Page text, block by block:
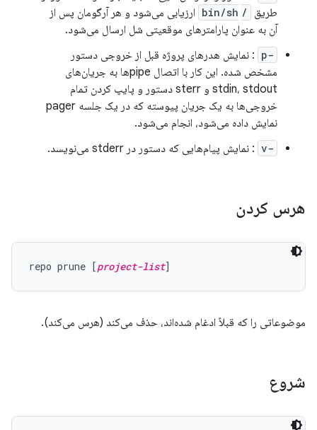
طریق
/bin/sh
‎ ارزیابی می‌شود و هر آرگومان پس از
آن به عنوان پارامترهای موقعیتی شل ارسال می‌شود.
-p
: نمایش هدرهای پروژه قبل از خروجی دستور
مشخص شده. این کار با اتصال pipeها به جریان‌های
stdin، stdout و sterr دستور و پایپ کردن تمام
خروجی‌ها به یک جریان پیوسته که در یک جلسه pager
نمایش داده می‌شود، انجام می‌شود.
-v : نمایش پیام‌هایی که دستور در stderr می‌نویسد.
هرس کردن
repo prune [project-list
موضوعاتی را که قبلاً ادغام شده‌اند، حذف می‌کند (هرس می‌کند).
شروع